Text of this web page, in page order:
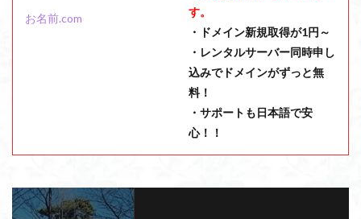
お名前.com
す。
・ドメイン新規取得が1円～
・レンタルサーバー同時申し
込みでドメインがずっと無
料！
・サポートも日本語で安
心！！